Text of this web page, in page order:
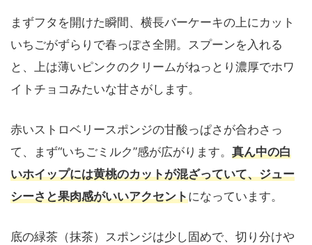
まずフタを開けた瞬間、横長バーケーキの上にカット
いちごがずらりで春っぽさ全開。スプーンを入れる
と、上は薄いピンクのクリームがねっとり濃厚でホワ
イトチョコみたいな甘さがします。
赤いストロベリースポンジの甘酸っぱさが合わさっ
て、まず“いちごミルク”感が広がります。 真ん中の白
いホイップには黄桃のカットが混ざっていて、ジュー
シーさと果肉感がいいアクセントになっています。
底の緑茶（抹茶）スポンジは少し固めで、切り分けや